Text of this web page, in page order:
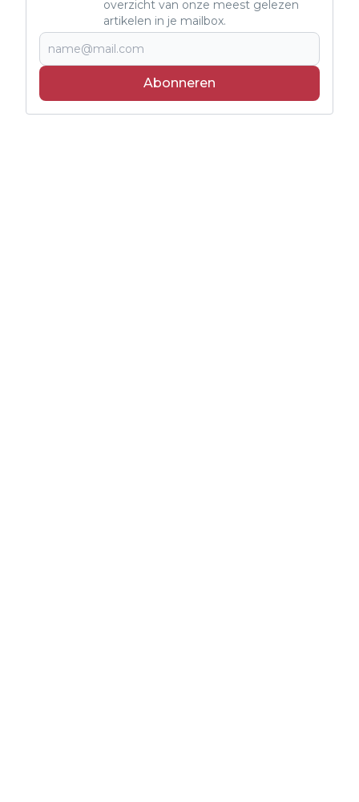
overzicht van onze meest gelezen
artikelen in je mailbox.
Abonneren